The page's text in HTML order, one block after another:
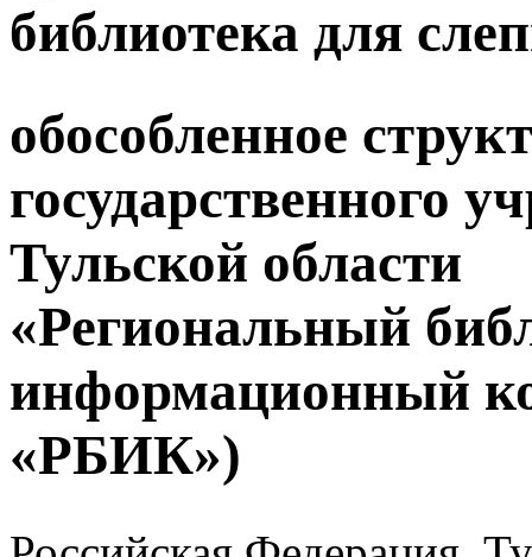
библиотека для
обособленное
государственного
Тульской области
«Региональный
информационный
«РБИК»)